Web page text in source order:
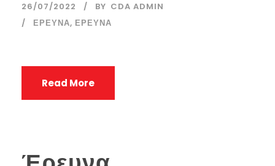
26/07/2022 BY CDA ADMIN
ΕΡΕΥΝΑ, ΕΡΕΥΝΑ
Read More